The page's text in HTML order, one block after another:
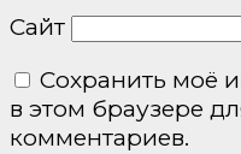
Сайт
Сохранить моё
в этом браузере
комментариев.